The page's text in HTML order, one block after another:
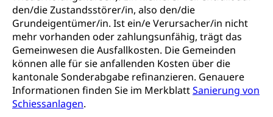
den/die Zustandsstörer/in, also den/die
Grundeigentümer/in. Ist ein/e Verursacher/in nicht
mehr vorhanden oder zahlungsunfähig, trägt das
Gemeinwesen die Ausfallkosten. Die Gemeinden
können alle für sie anfallenden Kosten über die
kantonale Sonderabgabe refinanzieren. Genauere
Informationen finden Sie im MerkblattSanierung von
Schiessanlagen.
Schweizer Armee
Erwerbsausfallentschädigung (WAS Luzern)
Katastrophenschutz, Katastrophenhilfe, Polizei,
Feuerwehr, Gesundheitswesen, technische Betriebe,
Alarmierung, Sirenentest
Kantonaler Führungsstab
Polizei
Ordnungskräfte, Sicherheit, öffentliche Ordnung
Versorgung